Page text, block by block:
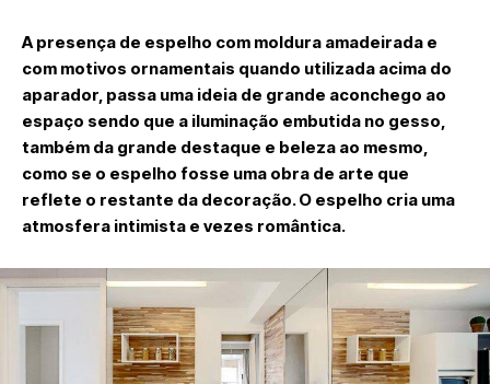
A presença de espelho com moldura amadeirada e
com motivos ornamentais quando utilizada acima do
aparador, passa uma ideia de grande aconchego ao
espaço sendo que a iluminação embutida no gesso,
também da grande destaque e beleza ao mesmo,
como se o espelho fosse uma obra de arte que
reflete o restante da decoração. O espelho cria uma
atmosfera intimista e vezes romântica.